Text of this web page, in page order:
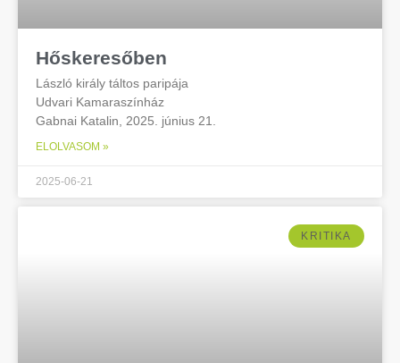
Hőskeresőben
László király táltos paripája
Udvari Kamaraszínház
Gabnai Katalin, 2025. június 21.
ELOLVASOM »
2025-06-21
KRITIKA